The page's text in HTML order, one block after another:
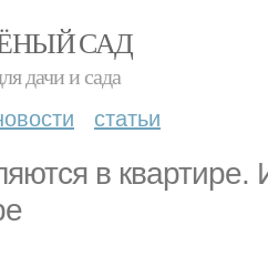
САД
дачи и сада
статьи
в квартире.